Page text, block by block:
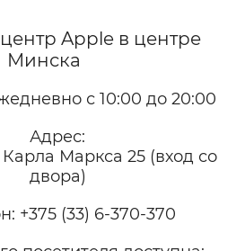
Apple в центре
Минска
с 10:00 до 20:00
Адрес:
Карла Маркса 25 (вход со
двора)
+375 (33) 6-370-370